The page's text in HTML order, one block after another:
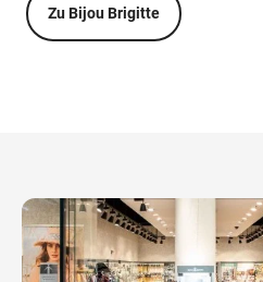
Zu Bijou Brigitte